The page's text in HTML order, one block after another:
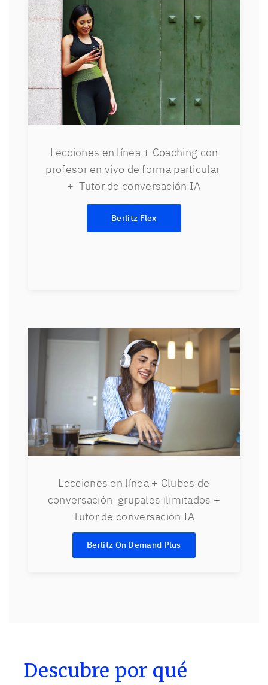
Lecciones en línea + Coaching con
profesor en vivo de forma particular
+ Tutor de conversación IA
Berlitz Flex
Lecciones en línea + Clubes de
conversación grupales ilimitados +
Tutor de conversación IA
Berlitz On Demand Plus
Descubre por qué